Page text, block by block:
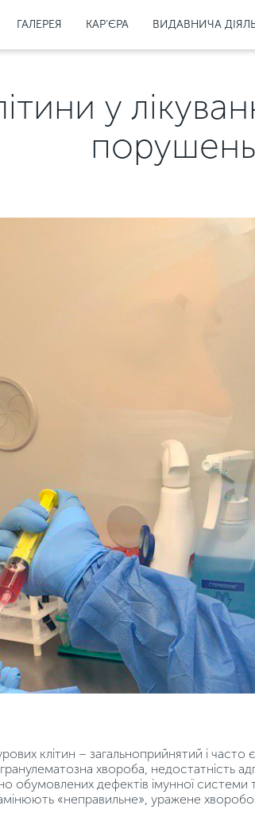
ГАЛЕРЕЯ КАР’ЄРА ВИДАВНИЧА
у
порушень
клітин – загальноприйнятий і
хвороба, недостатність
обумовлених дефектів імунної
«неправильне», уражене